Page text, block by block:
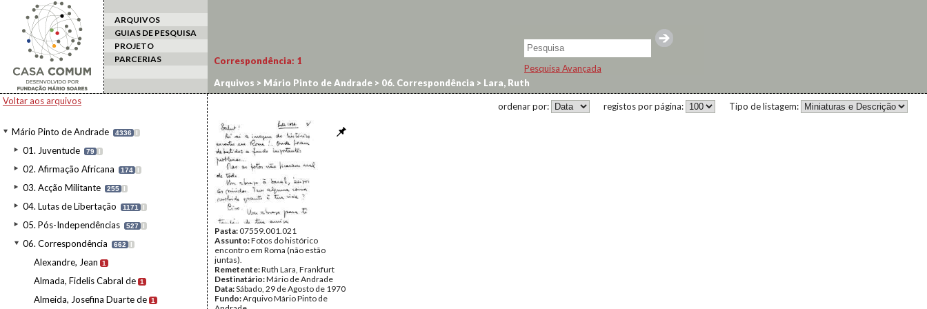
ARQUIVOS
GUIAS DE PESQUISA
PROJETO
PARCERIAS
Pesquisa Avançada
Voltar aos arquivos
Mário Pinto de Andrade 4336 I
01. Juventude 79 I
02. Afirmação Africana 174 I
03. Acção Militante 255 I
04. Lutas de Libertação 1171 I
05. Pós-Independências 527 I
06. Correspondência 662 I
Alexandre, Jean 1
Almada, Fidelis Cabral de 1
Almeida, Josefina Duarte de 1
Correspondência: 1
Arquivos > Mário Pinto de Andrade > 06. Correspondência > Lara, Ruth
Tipo de listagem:
registos por página:
ordenar por:
Pasta:07559.001.021
Assunto:Fotos do histórico
encontro em Roma (não estão
juntas).
Remetente:Ruth Lara, Frankfurt
Destinatário:Mário de Andrade
Data:Sábado, 29 de Agosto de 1970
Fundo:Arquivo Mário Pinto de